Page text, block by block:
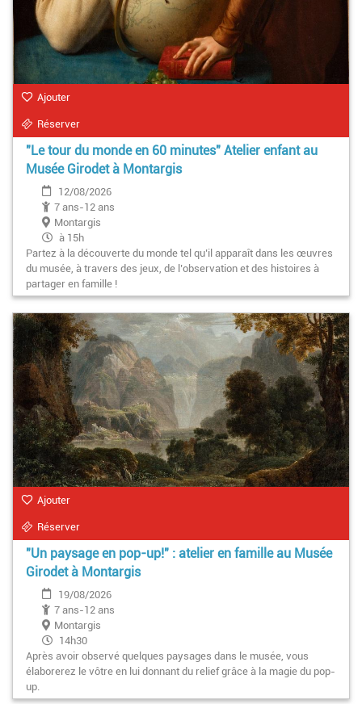
Ajouter
Réserver
"Le tour du monde en 60 minutes" Atelier enfant au
Musée Girodet à Montargis
12/08/2026
7 ans-12 ans
Montargis
à 15h
Partez à la découverte du monde tel qu’il apparaît dans les œuvres
du musée, à travers des jeux, de l’observation et des histoires à
partager en famille !
Ajouter
Réserver
"Un paysage en pop-up!" : atelier en famille au Musée
Girodet à Montargis
19/08/2026
7 ans-12 ans
Montargis
14h30
Après avoir observé quelques paysages dans le musée, vous
élaborerez le vôtre en lui donnant du relief grâce à la magie du pop-
up.